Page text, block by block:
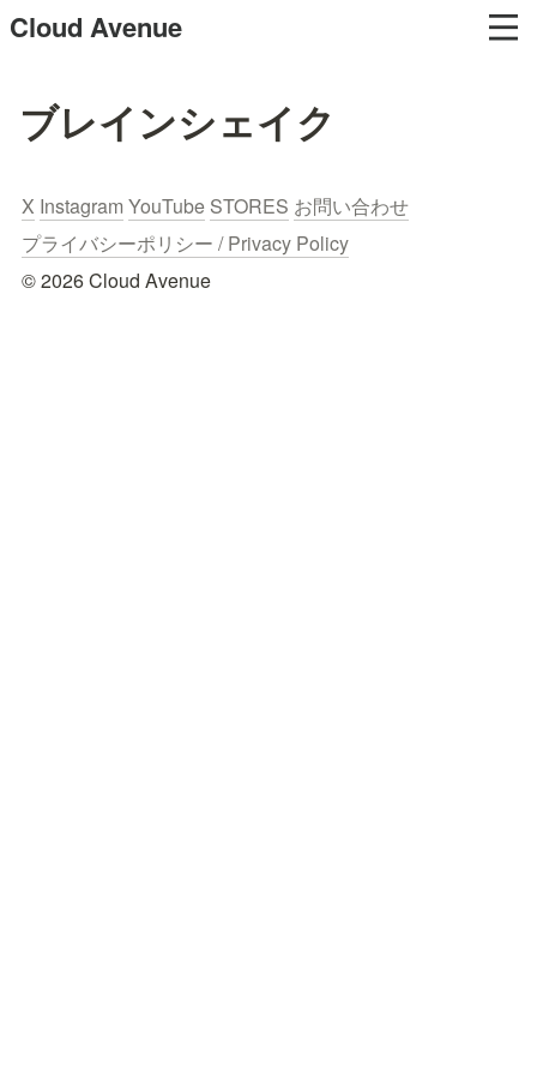
Cloud Avenue
ブレインシェイク
X Instagram YouTube STORES お問い合わせ
プライバシーポリシー / Privacy Policy
© 2026 Cloud Avenue